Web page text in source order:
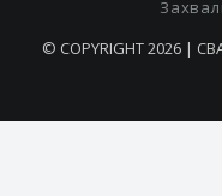
© COPYRIGHT 2026 |